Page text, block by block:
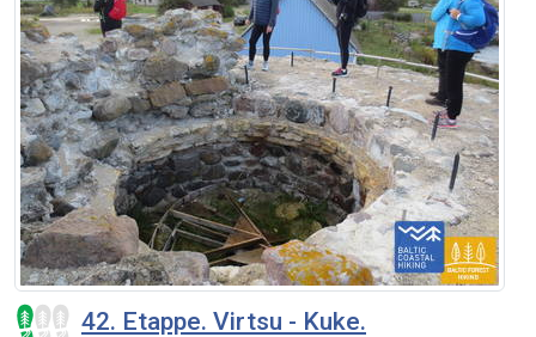
42. Etappe. Virtsu - Kuke.